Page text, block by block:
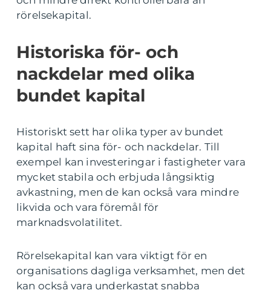
rörelsekapital.
Historiska för- och
nackdelar med olika
bundet kapital
Historiskt sett har olika typer av bundet
kapital haft sina för- och nackdelar. Till
exempel kan investeringar i fastigheter vara
mycket stabila och erbjuda långsiktig
avkastning, men de kan också vara mindre
likvida och vara föremål för
marknadsvolatilitet.
Rörelsekapital kan vara viktigt för en
organisations dagliga verksamhet, men det
kan också vara underkastat snabba